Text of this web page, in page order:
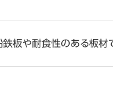
板や耐食性のある板材